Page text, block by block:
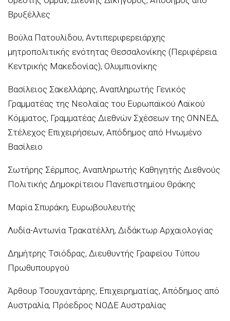
Βρυξέλλες
Βούλα Πατουλίδου, Αντιπεριφερειάρχης
μητροπολιτικής ενότητας Θεσσαλονίκης (Περιφέρεια
Κεντρικής Μακεδονίας), Ολυμπιονίκης
Βασίλειος Σακελλάρης, Αναπληρωτής Γενικός
Γραμματέας της Νεολαίας του Ευρωπαϊκού Λαϊκού
Κόμματος, Γραμματέας Διεθνών Σχέσεων της ΟΝΝΕΔ,
Στέλεχος Επιχειρήσεων, Απόδημος από Ηνωμένο
Βασίλειο
Σωτήρης Σέρμπος, Αναπληρωτής Καθηγητής Διεθνούς
Πολιτικής Δημοκρίτειου Πανεπιστημίου Θράκης
Μαρία Σπυράκη, Ευρωβουλευτής
Λυδία-Αντωνία Τρακατέλλη, Διδάκτωρ Αρχαιολογίας
Δημήτρης Τσιόδρας, Διευθυντής Γραφείου Τύπου
Πρωθυπουργού
Άρθουρ Τσουχαντάρης, Επιχειρηματίας, Απόδημος από
Αυστραλία, Πρόεδρος ΝΟΔΕ Αυστραλίας